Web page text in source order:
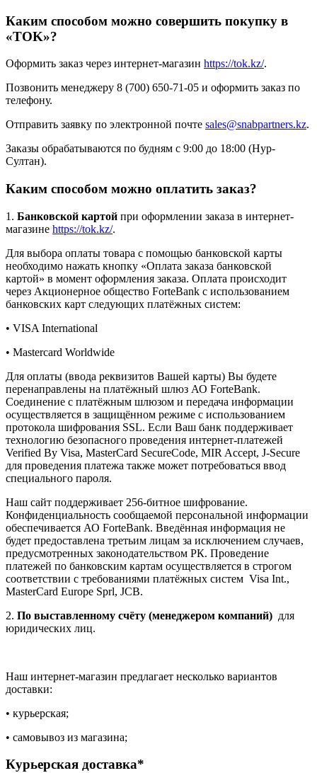
Каким способом можно совершить покупку в
«TOK»?
Оформить заказ через интернет-магазин https://tok.kz/.
Позвонить менеджеру 8 (700) 650-71-05 и оформить заказ по
телефону.
Отправить заявку по электронной почте sales@snabpartners.kz.
Заказы обрабатываются по будням с 9:00 до 18:00 (Нур-
Султан).
Каким способом можно оплатить заказ?
1. Банковской картой при оформлении заказа в интернет-
магазине https://tok.kz/.
Для выбора оплаты товара с помощью банковской карты
необходимо нажать кнопку «Оплата заказа банковской
картой» в момент оформления заказа. Оплата происходит
через Акционерное общество ForteBank с использованием
банковских карт следующих платёжных систем:
• VISA International
• Mastercard Worldwide
Для оплаты (ввода реквизитов Вашей карты) Вы будете
перенаправлены на платёжный шлюз АО ForteBank.
Соединение с платёжным шлюзом и передача информации
осуществляется в защищённом режиме с использованием
протокола шифрования SSL. Если Ваш банк поддерживает
технологию безопасного проведения интернет-платежей
Verified By Visa, MasterCard SecureCode, MIR Accept, J-Secure
для проведения платежа также может потребоваться ввод
специального пароля.
Наш сайт поддерживает 256-битное шифрование.
Конфиденциальность сообщаемой персональной информации
обеспечивается АО ForteBank. Введённая информация не
будет предоставлена третьим лицам за исключением случаев,
предусмотренных законодательством РК. Проведение
платежей по банковским картам осуществляется в строгом
соответствии с требованиями платёжных систем Visa Int.,
MasterCard Europe Sprl, JCB.
2. По выставленному счёту (менеджером компаний) для
юридических лиц.
Наш интернет-магазин предлагает несколько вариантов
доставки:
• курьерская;
• самовывоз из магазина;
Курьерская доставка*